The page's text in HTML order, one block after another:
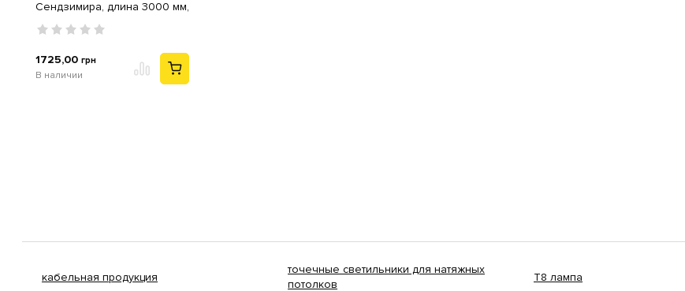
Сендзимира, длина 3000 мм,
1725,00 грн
В наличии
кабельная продукция
точечные светильники для натяжных
потолков
Т8 лампа